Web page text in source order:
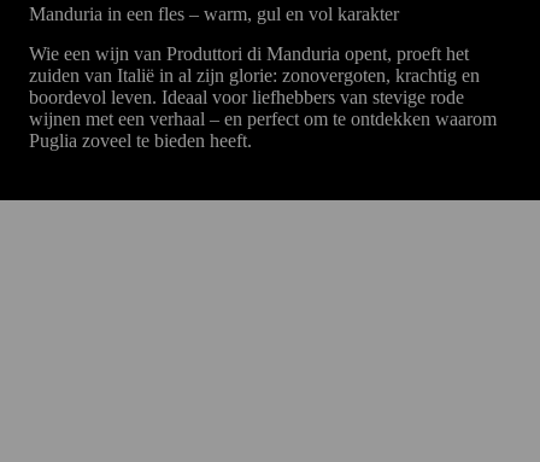
Manduria in een fles – warm, gul en vol karakter
Wie een wijn van Produttori di Manduria opent, proeft het
zuiden van Italië in al zijn glorie: zonovergoten, krachtig en
boordevol leven. Ideaal voor liefhebbers van stevige rode
wijnen met een verhaal – en perfect om te ontdekken waarom
Puglia zoveel te bieden heeft.